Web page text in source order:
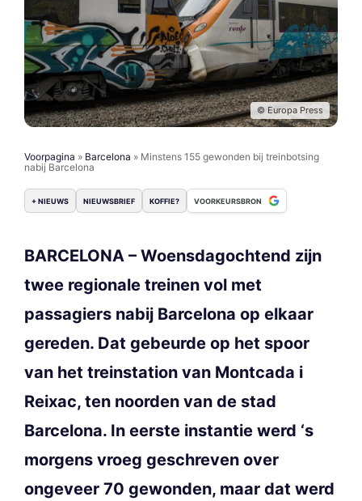
© Europa Press
Voorpagina » Barcelona » Minstens 155 gewonden bij treinbotsing
nabij Barcelona
+ NIEUWS NIEUWSBRIEF KOFFIE? VOORKEURSBRON
BARCELONA – Woensdagochtend zijn
twee regionale treinen vol met
passagiers nabij Barcelona op elkaar
gereden. Dat gebeurde op het spoor
van het treinstation van Montcada i
Reixac, ten noorden van de stad
Barcelona. In eerste instantie werd ‘s
morgens vroeg geschreven over
ongeveer 70 gewonden, maar dat werd